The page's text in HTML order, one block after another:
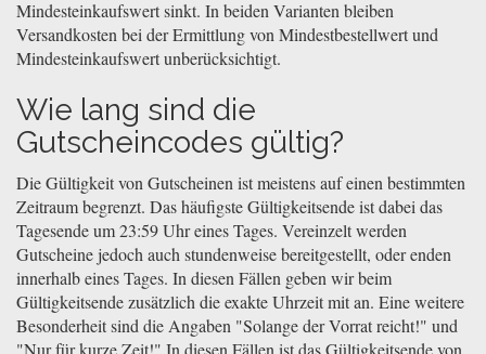
Mindesteinkaufswert sinkt. In beiden Varianten bleiben
Versandkosten bei der Ermittlung von Mindestbestellwert und
Mindesteinkaufswert unberücksichtigt.
Wie lang sind die
Gutscheincodes gültig?
Die Gültigkeit von Gutscheinen ist meistens auf einen bestimmten
Zeitraum begrenzt. Das häufigste Gültigkeitsende ist dabei das
Tagesende um 23:59 Uhr eines Tages. Vereinzelt werden
Gutscheine jedoch auch stundenweise bereitgestellt, oder enden
innerhalb eines Tages. In diesen Fällen geben wir beim
Gültigkeitsende zusätzlich die exakte Uhrzeit mit an. Eine weitere
Besonderheit sind die Angaben "Solange der Vorrat reicht!" und
"Nur für kurze Zeit!" In diesen Fällen ist das Gültigkeitsende von